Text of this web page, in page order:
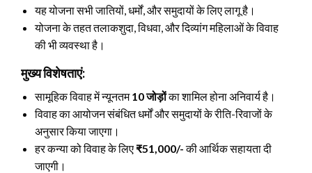
यह योजना सभी जातियों, धर्मों, और समुदायों के लिए लागू है।
योजना के तहत तलाकशुदा, विधवा, और दिव्यांग महिलाओं के विवाह
की भी व्यवस्था है।
मुख्य विशेषताएं:
सामूहिक विवाह में न्यूनतम10 जोड़ोंका शामिल होना अनिवार्य है।
विवाह का आयोजन संबंधित धर्मों और समुदायों के रीति-रिवाजों के
अनुसार किया जाएगा।
हर कन्या को विवाह के लिए ₹51,000/-की आर्थिक सहायता दी
जाएगी।